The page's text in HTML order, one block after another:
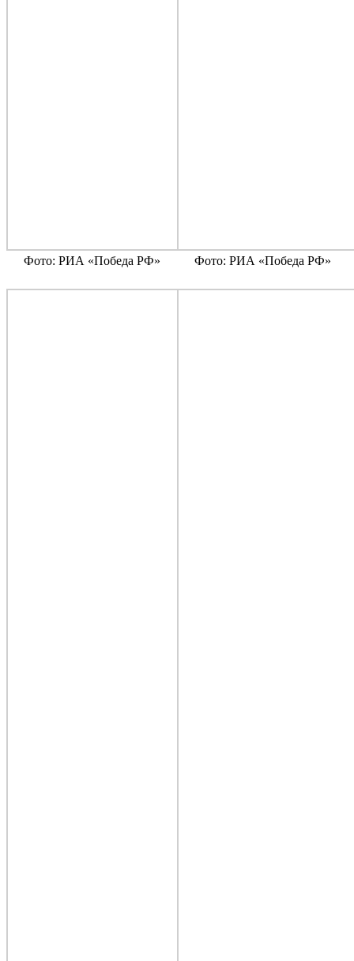
Фото: РИА «Победа РФ» Фото: РИА «Победа РФ»